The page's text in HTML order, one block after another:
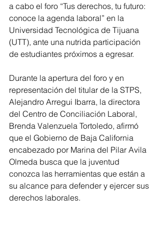
a cabo el foro “Tus derechos, tu futuro:
conoce la agenda laboral” en la
Universidad Tecnológica de Tijuana
(UTT), ante una nutrida participación
de estudiantes próximos a egresar.
Durante la apertura del foro y en
representación del titular de la STPS,
Alejandro Arregui Ibarra, la directora
del Centro de Conciliación Laboral,
Brenda Valenzuela Tortoledo, afirmó
que el Gobierno de Baja California
encabezado por Marina del Pilar Avila
Olmeda busca que la juventud
conozca las herramientas que están a
su alcance para defender y ejercer sus
derechos laborales.